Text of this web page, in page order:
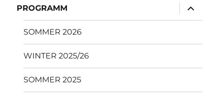
PROGRAMM
öffnen
SOMMER 2026
WINTER 2025/26
SOMMER 2025